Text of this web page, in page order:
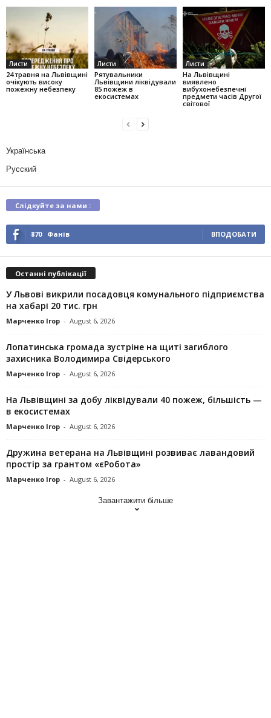
Листи
24 травня на Львівщині
очікують високу
пожежну небезпеку
Листи
Рятувальники
Львівщини ліквідували
85 пожеж в
екосистемах
Листи
На Львівщині
виявлено
вибухонебезпечні
предмети часів Другої
світової
Українська
Русский
Слідкуйте за нами :
870 Фанів ВПОДОБАТИ
Останні публікації
У Львові викрили посадовця комунального підприємства
на хабарі 20 тис. грн
Марченко Ігор - August 6, 2026
Лопатинська громада зустріне на щиті загиблого
захисника Володимира Свідерського
Марченко Ігор - August 6, 2026
На Львівщині за добу ліквідували 40 пожеж, більшість —
в екосистемах
Марченко Ігор - August 6, 2026
Дружина ветерана на Львівщині розвиває лавандовий
простір за грантом «єРобота»
Марченко Ігор - August 6, 2026
Завантажити більше